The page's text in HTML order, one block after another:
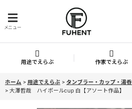
メニュー
用途でえらぶ 作家でえらぶ
ホーム > 用途でえらぶ > タンブラー・カップ・湯呑
> 大澤哲哉 ハイボールcup 白【アソート作品】